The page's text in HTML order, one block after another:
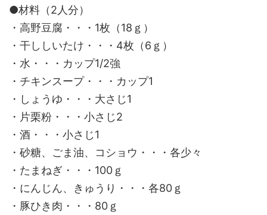
●材料（2人分）
・高野豆腐・・・1枚（18ｇ）
・干ししいたけ・・・4枚（6ｇ）
・水・・・カップ1/2強
・チキンスープ・・・カップ1
・しょうゆ・・・大さじ1
・片栗粉・・・小さじ2
・酒・・・小さじ1
・砂糖、ごま油、コショウ・・・各少々
・たまねぎ・・・100ｇ
・にんじん、きゅうり・・・各80ｇ
・豚ひき肉・・・80ｇ